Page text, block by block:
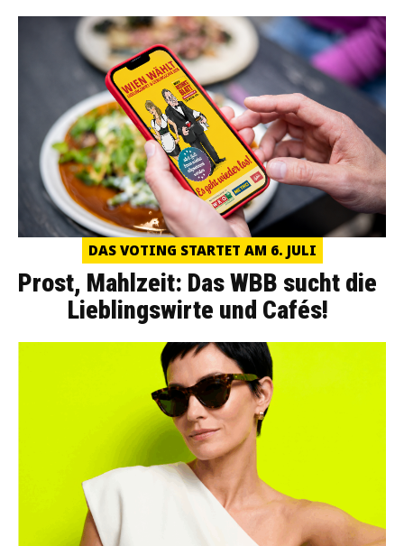
DAS VOTING STARTET AM 6. JULI
Prost, Mahlzeit: Das WBB sucht die
Lieblingswirte und Cafés!